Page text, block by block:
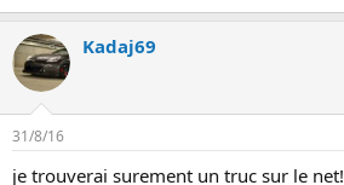
Kadaj69
31/8/16
je trouverai surement un truc sur le net!